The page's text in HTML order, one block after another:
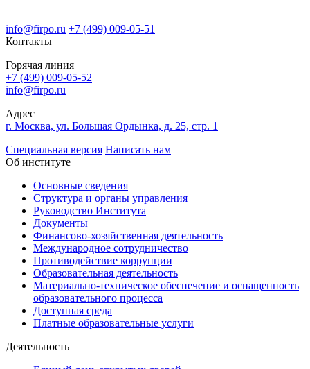
info@firpo.ru +7 (499) 009-05-51
Контакты
Горячая линия
+7 (499) 009-05-52
info@firpo.ru
Адрес
г. Москва, ул. Большая Ордынка, д. 25, стр. 1
Специальная версия Написать нам
Об институте
Основные сведения
Структура и органы управления
Руководство Института
Документы
Финансово-хозяйственная деятельность
Международное сотрудничество
Противодействие коррупции
Образовательная деятельность
Материально-техническое обеспечение и оснащенность
образовательного процесса
Доступная среда
Платные образовательные услуги
Деятельность